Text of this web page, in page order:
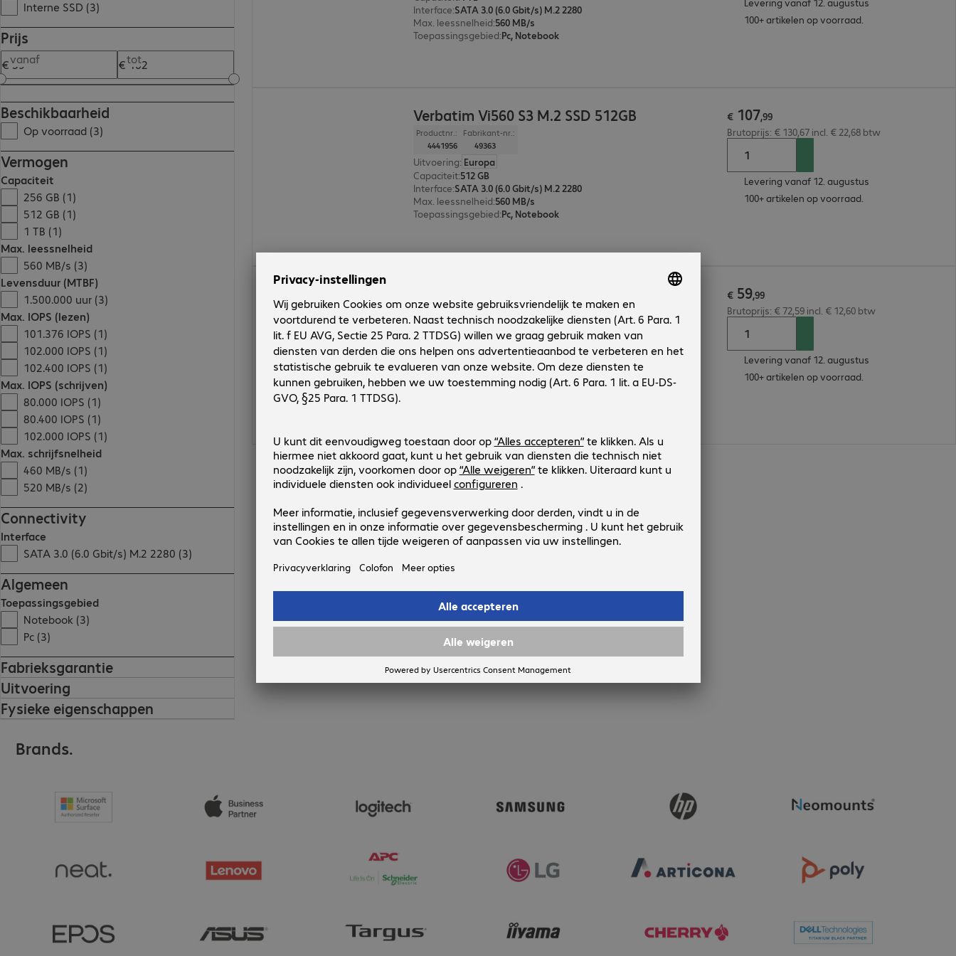
Interne SSD (3)
Prijs
vanaf tot
Beschikbaarheid
Op voorraad (3)
Vermogen
Capaciteit
256 GB (1)
512 GB (1)
1 TB (1)
Max. leessnelheid
560 MB/s (3)
Levensduur (MTBF)
1.500.000 uur (3)
Max. IOPS (lezen)
101.376 IOPS (1)
102.000 IOPS (1)
102.400 IOPS (1)
Max. IOPS (schrijven)
80.000 IOPS (1)
80.400 IOPS (1)
102.000 IOPS (1)
Max. schrijfsnelheid
460 MB/s (1)
520 MB/s (2)
Connectivity
Interface
SATA 3.0 (6.0 Gbit/s) M.2 2280 (3)
Algemeen
Toepassingsgebied
Notebook (3)
Pc (3)
Fabrieksgarantie
Uitvoering
Fysieke eigenschappen
Interface:SATA 3.0 (6.0 Gbit/s) M.2 2280
Max. leessnelheid:560 MB/s
Toepassingsgebied:Pc, Notebook
100+ artikelen op voorraad.
Verbatim Vi560 S3 M.2 SSD 512GB
Productnr.:
4441956
Fabrikant-nr.:
49363
Uitvoering: Europa
Capaciteit:512 GB
Interface:SATA 3.0 (6.0 Gbit/s) M.2 2280
Max. leessnelheid:560 MB/s
Toepassingsgebied:Pc, Notebook
€ 107,99
Brutoprijs: € 130,67 incl. € 22,68 btw
Levering vanaf 12. augustus
100+ artikelen op voorraad.
Productnr.:
4441955
Fabrikant-nr.:
49362
Uitvoering: Europa
Capaciteit:256 GB
Interface:SATA 3.0 (6.0 Gbit/s) M.2 2280
Max. leessnelheid:560 MB/s
Pc, Notebook
€ 59,99
€ 59,99
Brutoprijs: € 72,59 incl. € 12,60 btw
Levering vanaf 12. augustus
100+ artikelen op voorraad.
3 van 3 resultaten
Toon meer
Brands.